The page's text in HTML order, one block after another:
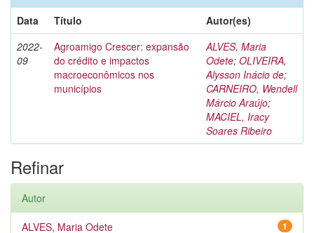
Data
Título
Autor(es)
2022-
09
Agroamigo Crescer: expansão
do crédito e impactos
macroeconômicos nos
municípios
ALVES, Maria
Odete; OLIVEIRA,
Alysson Inácio de;
CARNEIRO, Wendell
Márcio Araújo;
MACIEL, Iracy
Soares Ribeiro
Refinar
Autor
1
ALVES, Maria Odete